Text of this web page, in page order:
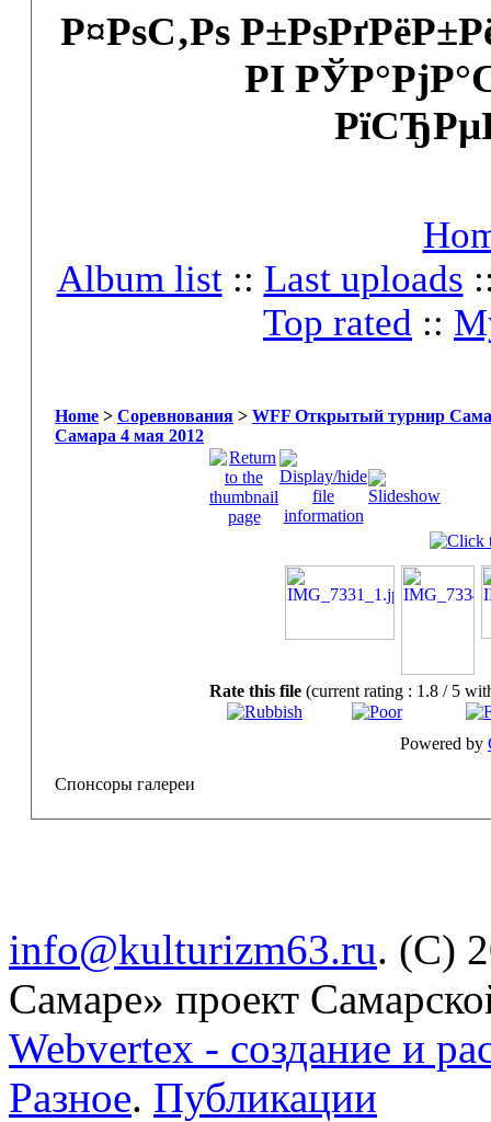
Р¤РѕС‚Рѕ
РІ
Album list:: Last uploads
Top rated ::
Home > Соревнования > WFF Открытый турнир
Самара 4 мая 2012
Rate this file (current rating : 1.8 / 5
Powered by
Спонсоры галереи
info@kulturizm63.ru. (C)
Самаре» проект
Webvertex - создание и
Разное. Публикации